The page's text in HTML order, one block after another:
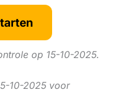
op 15-10-2025.
10-2025 voor